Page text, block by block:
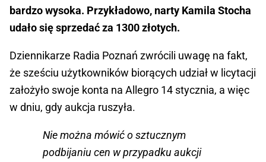
bardzo wysoka. Przykładowo, narty Kamila Stocha
udało się sprzedać za 1300 złotych.
Dziennikarze Radia Poznań zwrócili uwagę na fakt,
że sześciu użytkowników biorących udział w licytacji
założyło swoje konta na Allegro 14 stycznia, a więc
w dniu, gdy aukcja ruszyła.
Nie można mówić o sztucznym
podbijaniu cen w przypadku aukcji